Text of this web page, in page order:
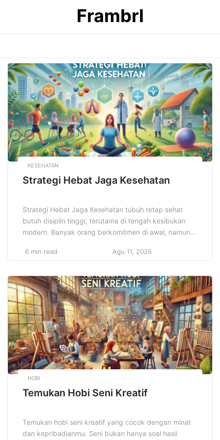
Frambrl
KESEHATAN
Strategi Hebat Jaga Kesehatan
Strategi Hebat Jaga Kesehatan tubuh tetap sehat
butuh disiplin tinggi, terutama di tengah kesibukan
modern. Banyak orang berkomitmen di awal, namun
kebiasaan, dan tekanan pekerjaan sering kali
pendekatan cerdas yang tidak membebani, tetapi
konsisten dijalankan setiap hari. Dengan
menggabungkan nutrisi, istirahat, dan aktivitas fisik,
seseorang bisa […]
6 min read Agu 11, 2026
HOBI
Temukan Hobi Seni Kreatif
Temukan hobi seni kreatif yang cocok dengan minat
dan kepribadianmu. Seni bukan hanya soal hasil